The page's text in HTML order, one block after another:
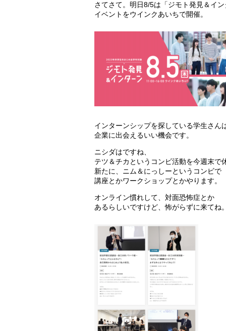
さてさて。明日8/5は「ジモト発見＆イン
イベントをウインクあいちで開催。
インターンシップを探している学生さん
企業に出会えるいい機会です。
ニシダはですね、
テツ＆チカというコンビ活動を今週末で
新たに、ニム＆にっしーというコンビで
講座とかワークショップとかやります。
オンライン慣れして、対面恐怖症とか
あるらしいですけど、怖がらずに来てね。